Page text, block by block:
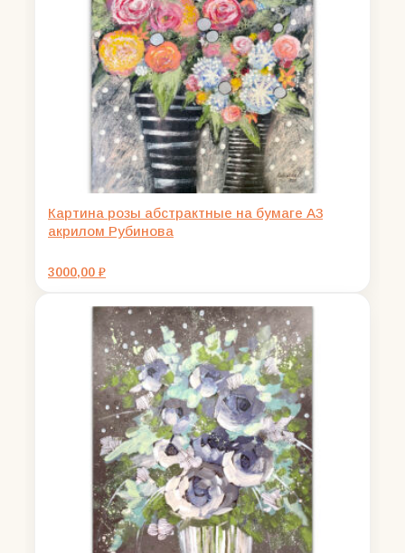
Картина розы абстрактные на бумаге А3
акрилом Рубинова
3000,00 ₽